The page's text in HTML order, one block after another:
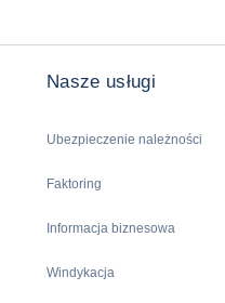
Nasze usługi
Ubezpieczenie należności
Faktoring
Informacja biznesowa
Windykacja